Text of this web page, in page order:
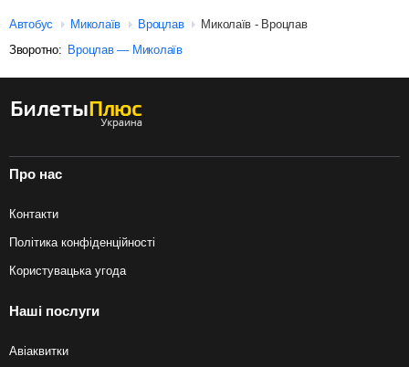
Автобус Миколаїв Вроцлав
Миколаїв - Вроцлав
Зворотно: Вроцлав — Миколаїв
Про нас
Контакти
Політика конфіденційності
Користувацька угода
Наші послуги
Авіаквитки